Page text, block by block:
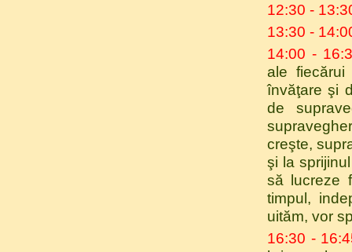
12:30 -
13:30 -
14:00 -
ale
învăţare şi
de
creşte,
şi la
să lucreze
timpul,
uităm, vor
16:30 -